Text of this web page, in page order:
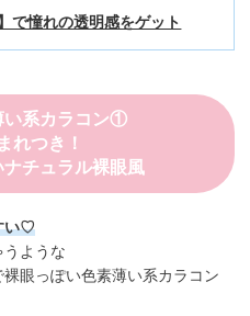
で憧れの透明感をゲット
い系カラコン①
れつき！
チュラル裸眼風
い♡
うような
眼っぽい色素薄い系カラコン